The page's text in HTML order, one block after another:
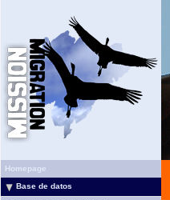
Homepage
Base de datos